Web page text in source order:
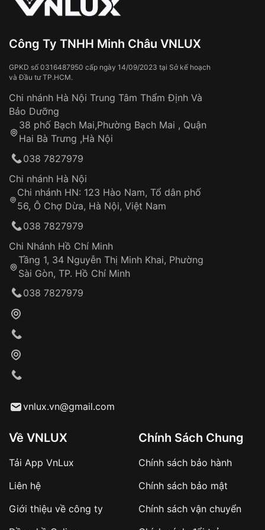
Thời gian vận chuyển trung bình: 3 – 5 ngày
làm việc
Áp dụng cho tất cả tỉnh thành trên toàn quốc
Thời gian tính từ khi xác nhận đơn hàng thành
công
Hotline: 0585 215 215
Từ khóa SEO:
Khách hàng kiểm tra và thanh toán trực tiếp
Từ khóa SEO:
sản phẩm đặc biệt
hàng
Đeo đồng hồ khi tắm nước nóng, xông
Đồng hồ bị hư hỏng do:
Tai nạn hoặc tác động từ bên ngoài
Hao mòn tự nhiên theo thời gian:
Dây đeo
Sản phẩm đã bị:
Tự ý sửa chữa
thống VNLUX
Đảm bảo quyền lợi khách hàng
Đồng hành cùng khách hàng trong suốt quá
trình sử dụng
Công Ty TNHH Minh Châu VNLUX
GPKD số 0316487950 cấp ngày 14/09/2023 tại Sở kế hoạch
và Đầu tư TP.HCM.
Chi nhánh Hà Nội Trung Tâm Thẩm Định Và
Bảo Dưỡng
38 phố Bạch Mai,Phường Bạch Mai , Quận
Hai Bà Trưng ,Hà Nội
038 7827979
Chi nhánh Hà Nội
Chi nhánh HN: 123 Hào Nam, Tổ dân phố
56, Ô Chợ Dừa, Hà Nội, Việt Nam
038 7827979
Chi Nhánh Hồ Chí Minh
Tầng 1, 34 Nguyễn Thị Minh Khai, Phường
Sài Gòn, TP. Hồ Chí Minh
038 7827979
vnlux.vn@gmail.com
Về VNLUX
Tải App VnLux
Liên hệ
Giới thiệu về công ty
Chính Sách Chung
Chính sách bảo hành
Chính sách bảo mật
Chính sách vận chuyển